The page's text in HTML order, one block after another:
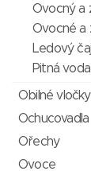
Ovocný a
Ovocné a
Ledový čaj
Pitná voda
Obilné
Ochucovadla
Ořechy
Ovoce